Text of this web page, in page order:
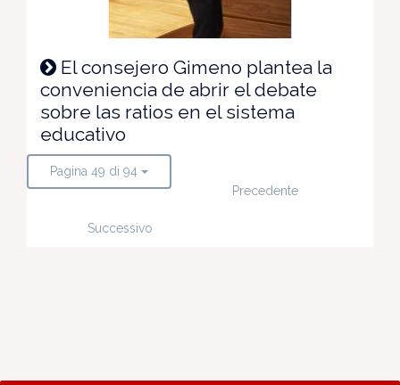
El consejero Gimeno plantea la
conveniencia de abrir el debate
sobre las ratios en el sistema
educativo
Pagina 49 di 94
Precedente
Successivo